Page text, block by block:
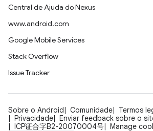
Central de Ajuda do Nexus
www.android.com
Google Mobile Services
Stack Overflow
Issue Tracker
Sobre o Android Comunidade Termos
Privacidade
Enviar feedback sobre o
ICP证合字B2-20070004号
Manage